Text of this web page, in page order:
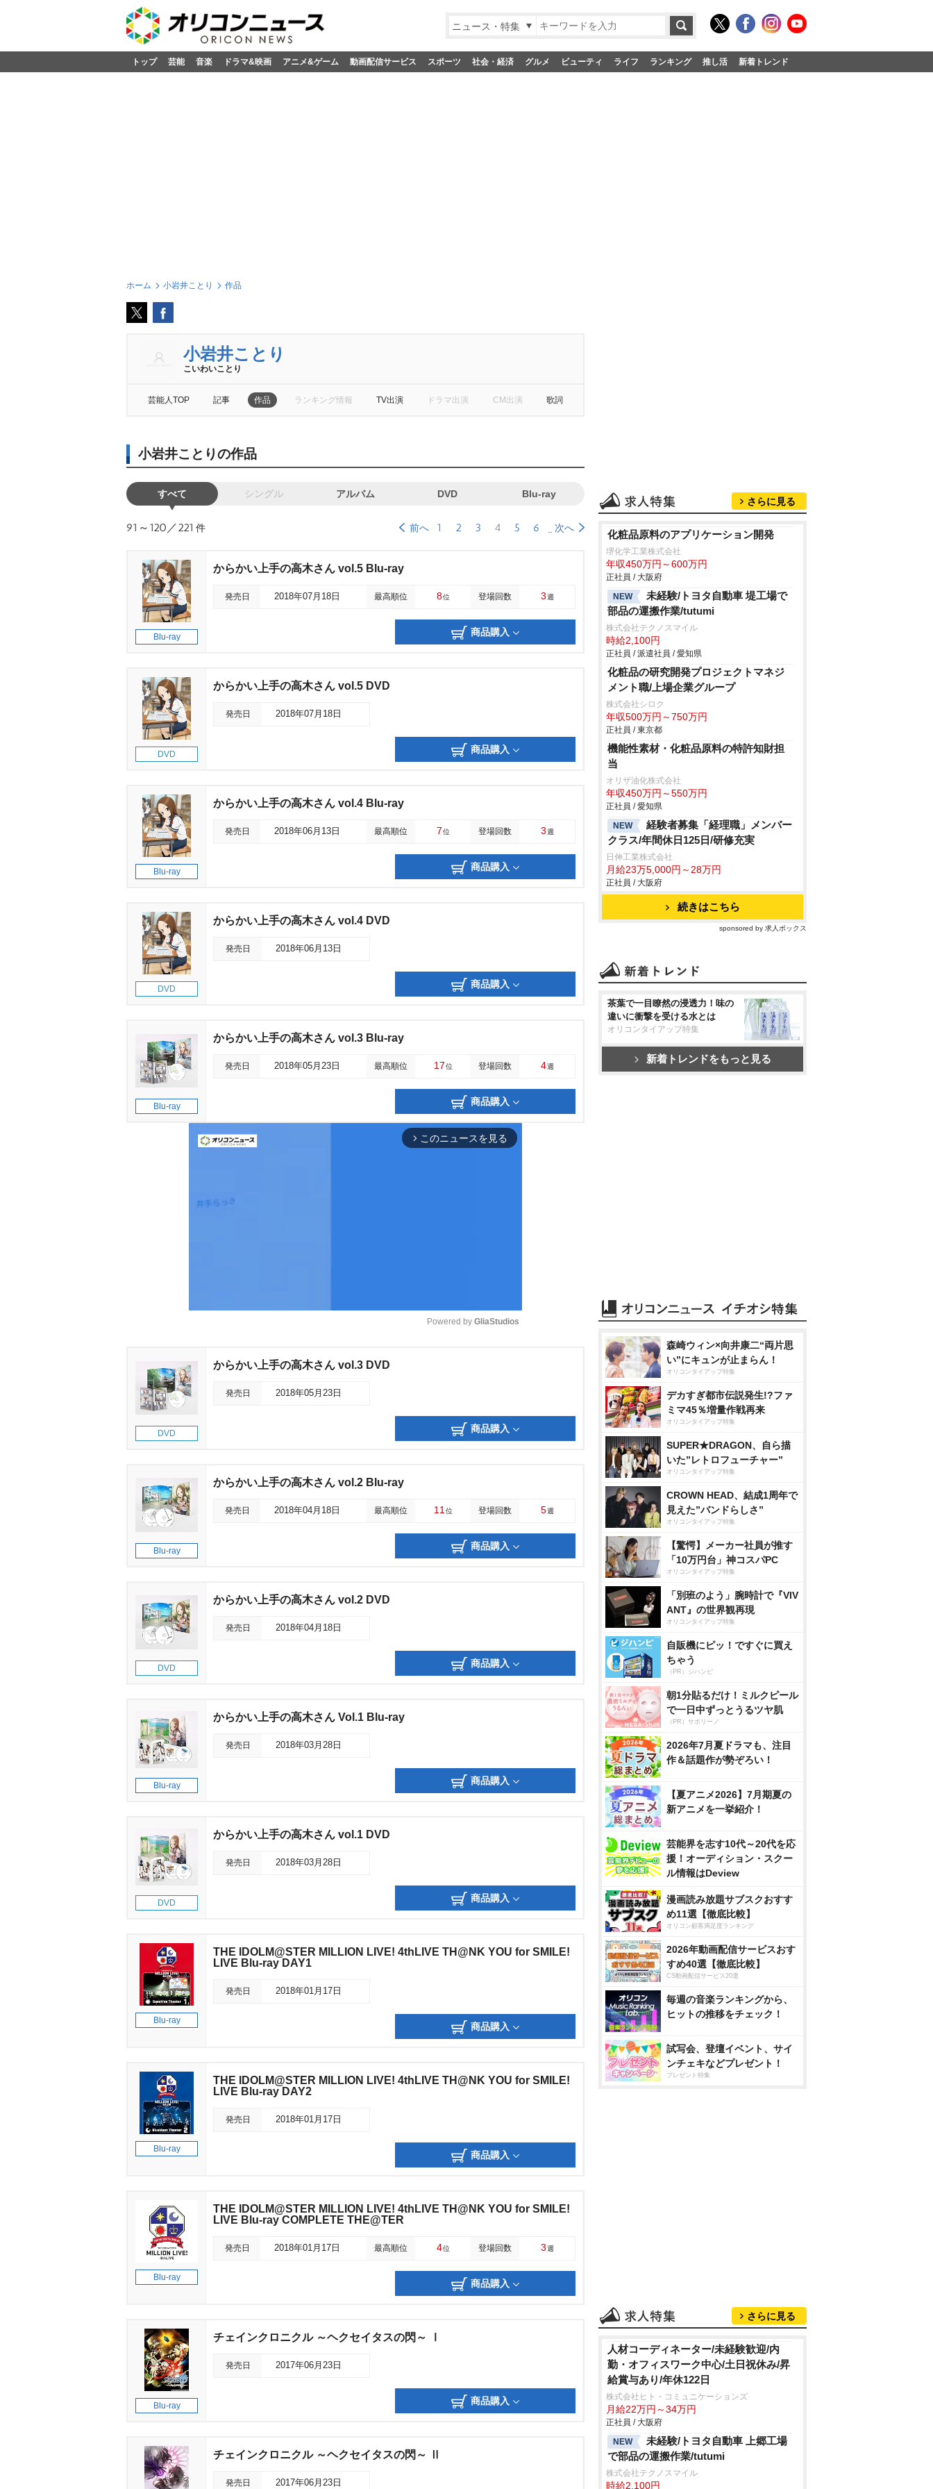
ニュース・特集
トップ 芸能 音楽 ドラマ&映画 アニメ&ゲーム 動画配信サービス スポーツ 社会・経済 グルメ ビューティ ライフ ランキング 推し活 新着トレンド
ホーム 小岩井ことり 作品
小岩井ことり
こいわいことり
芸能人TOP 記事 作品 ランキング情報 TV出演 ドラマ出演 CM出演 歌詞
小岩井ことりの作品
すべて シングル アルバム DVD Blu-ray
91～120／221 件 前へ 1 2 3 4 5 6 次へ
Blu-ray
からかい上手の高木さん vol.5 Blu-ray
発売日 2018年07月18日 最高順位 8位 登場回数 3週
商品購入
DVD
からかい上手の高木さん vol.5 DVD
発売日 2018年07月18日
商品購入
Blu-ray
からかい上手の高木さん vol.4 Blu-ray
発売日 2018年06月13日 最高順位 7位 登場回数 3週
商品購入
DVD
からかい上手の高木さん vol.4 DVD
発売日 2018年06月13日
商品購入
Blu-ray
からかい上手の高木さん vol.3 Blu-ray
発売日 2018年05月23日 最高順位 17位 登場回数 4週
商品購入
arrow_forward_ios このニュースを見る
e
Powered by GliaStudios
DVD
からかい上手の高木さん vol.3 DVD
発売日 2018年05月23日
商品購入
Blu-ray
からかい上手の高木さん vol.2 Blu-ray
発売日 2018年04月18日 最高順位 11 位 登場回数 5週
商品購入
DVD
からかい上手の高木さん vol.2 DVD
発売日 2018年04月18日
商品購入
Blu-ray
からかい上手の高木さん Vol.1 Blu-ray
発売日 2018年03月28日
商品購入
DVD
からかい上手の高木さん vol.1 DVD
発売日 2018年03月28日
商品購入
Blu-ray
THE IDOLM@STER MILLION LIVE! 4thLIVE TH@NK YOU for SMILE!
LIVE Blu-ray DAY1
発売日 2018年01月17日
商品購入
Blu-ray
THE IDOLM@STER MILLION LIVE! 4thLIVE TH@NK YOU for SMILE!
LIVE Blu-ray DAY2
発売日 2018年01月17日
商品購入
Blu-ray
THE IDOLM@STER MILLION LIVE! 4thLIVE TH@NK YOU for SMILE!
LIVE Blu-ray COMPLETE THE@TER
発売日 2018年01月17日 最高順位 4位 登場回数 3週
商品購入
Blu-ray
チェインクロニクル ～ヘクセイタスの閃～ Ⅰ
発売日 2017年06月23日
商品購入
チェインクロニクル ～ヘクセイタスの閃～ Ⅱ
発売日 2017年06月23日
さらに見る
化粧品原料のアプリケーション開発
堺化学工業株式会社
年収450万円～600万円
正社員 / 大阪府
NEW
未経験/トヨタ自動車 堤工場で
部品の運搬作業/tutumi
株式会社テクノスマイル
時給2,100円
正社員 / 派遣社員 / 愛知県
化粧品の研究開発プロジェクトマネジ
メント職/上場企業グループ
株式会社シロク
年収500万円～750万円
正社員 / 東京都
機能性素材・化粧品原料の特許知財担
当
オリザ油化株式会社
年収450万円～550万円
正社員 / 愛知県
NEW
経験者募集「経理職」メンバー
クラス/年間休日125日/研修充実
日伸工業株式会社
月給23万5,000円～28万円
正社員 / 大阪府
続きはこちら
sponsored by 求人ボックス
茶葉で一目瞭然の浸透力！味の
違いに衝撃を受ける水とは
オリコンタイアップ特集
新着トレンドをもっと見る
森崎ウィン×向井康二“両片思
い”にキュンが止まらん！
オリコンタイアップ特集
デカすぎ都市伝説発生!?ファ
ミマ45％増量作戦再来
オリコンタイアップ特集
SUPER★DRAGON、自ら描
いた”レトロフューチャー”
オリコンタイアップ特集
CROWN HEAD、結成1周年で
見えた”バンドらしさ”
オリコンタイアップ特集
【驚愕】メーカー社員が推す
「10万円台」神コスパPC
オリコンタイアップ特集
「別班のよう」腕時計で『VIV
ANT』の世界観再現
オリコンタイアップ特集
自販機にピッ！ですぐに買え
ちゃう
（PR）ジハンピ
朝1分貼るだけ！ミルクピール
で一日中ずっとうるツヤ肌
（PR）サボリーノ
2026年7月夏ドラマも、注目
作＆話題作が勢ぞろい！
【夏アニメ2026】7月期夏の
新アニメを一挙紹介！
芸能界を志す10代～20代を応
援！オーディション・スクー
ル情報はDeview
漫画読み放題サブスクおすす
め11選【徹底比較】
オリコン顧客満足度ランキング
2026年動画配信サービスおす
すめ40選【徹底比較】
CS動画配信サービス20選
毎週の音楽ランキングから、
ヒットの推移をチェック！
試写会、登壇イベント、サイ
ンチェキなどプレゼント！
プレゼント特集
さらに見る
人材コーディネーター/未経験歓迎/内
勤・オフィスワーク中心/土日祝休み/昇
給賞与あり/年休122日
株式会社ヒト・コミュニケーションズ
月給22万円～34万円
正社員 / 大阪府
NEW
未経験/トヨタ自動車 上郷工場
で部品の運搬作業/tutumi
株式会社テクノスマイル
時給2,100円